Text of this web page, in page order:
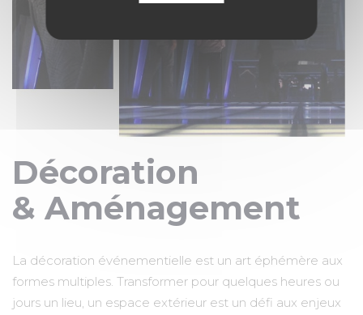
Décoration
& Aménagement
La décoration événementielle est un art éphémère aux
formes multiples. Transformer pour quelques heures ou
jours un lieu, un espace extérieur est un défi aux enjeux